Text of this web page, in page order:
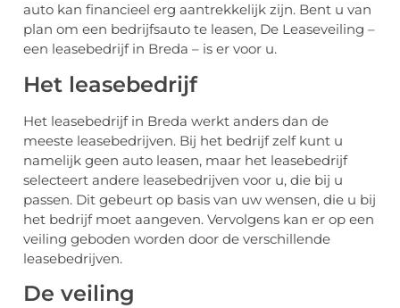
auto kan financieel erg aantrekkelijk zijn. Bent u van
plan om een bedrijfsauto te leasen, De Leaseveiling –
een leasebedrijf in Breda – is er voor u.
Het leasebedrijf
Het leasebedrijf in Breda werkt anders dan de
meeste leasebedrijven. Bij het bedrijf zelf kunt u
namelijk geen auto leasen, maar het leasebedrijf
selecteert andere leasebedrijven voor u, die bij u
passen. Dit gebeurt op basis van uw wensen, die u bij
het bedrijf moet aangeven. Vervolgens kan er op een
veiling geboden worden door de verschillende
leasebedrijven.
De veiling